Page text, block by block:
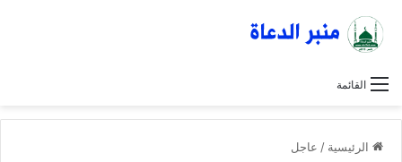
القائمة
الرئيسية / عاجل